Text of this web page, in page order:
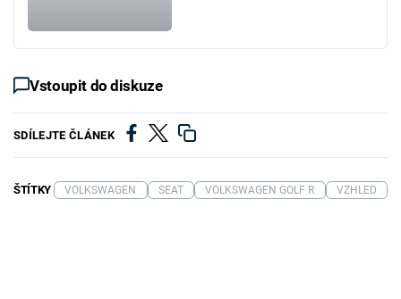
Vstoupit do diskuze
SDÍLEJTE ČLÁNEK
ŠTÍTKY VOLKSWAGEN SEAT VOLKSWAGEN GOLF R VZHLED